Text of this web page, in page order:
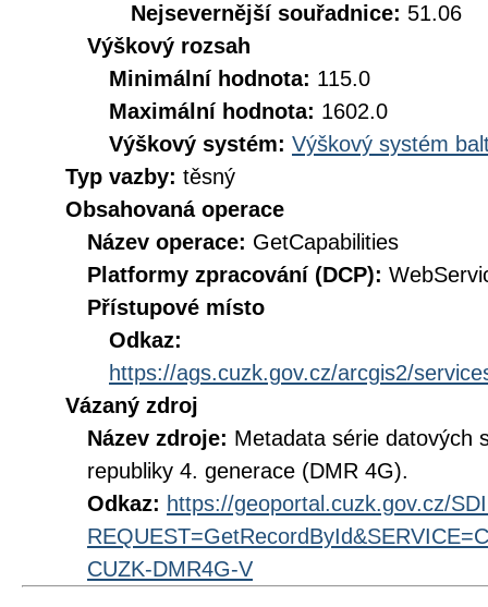
Nejsevernější souřadnice: 51.06
Výškový rozsah
Minimální hodnota: 115.0
Maximální hodnota: 1602.0
Výškový systém: Výškový systém
Typ vazby: těsný
Obsahovaná operace
Název operace: GetCapabilities
Platformy zpracování (DCP):
Přístupové místo
Odkaz:
https://ags.cuzk.gov.cz/arcgis2/
Vázaný zdroj
Název zdroje: Metadata série datových
republiky 4. generace (DMR 4G).
Odkaz: https://geoportal.cuzk.gov.cz/
CUZK-DMR4G-V